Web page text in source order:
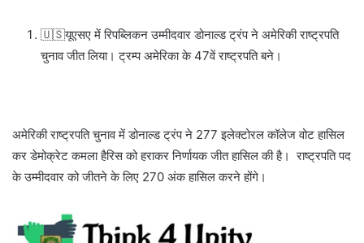
🇺🇸यूएसए में रिपब्लिकन उम्मीदवार डोनाल्ड ट्रंप ने अमेरिकी राष्ट्रपति
चुनाव जीत लिया। ट्रम्प अमेरिका के 47वें राष्ट्रपति बने।
अमेरिकी राष्ट्रपति चुनाव में डोनाल्ड ट्रंप ने 277 इलेक्टोरल कॉलेज वोट हासिल
कर डेमोक्रेट कमला हैरिस को हराकर निर्णायक जीत हासिल की है। राष्ट्रपति पद
के उम्मीदवार को जीतने के लिए 270 अंक हासिल करने होंगे।